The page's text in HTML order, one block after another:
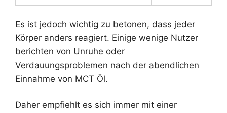
Es ist jedoch wichtig zu betonen, dass jeder
Körper anders reagiert. Einige wenige Nutzer
berichten von Unruhe oder
Verdauungsproblemen nach der abendlichen
Einnahme von MCT Öl.
Daher empfiehlt es sich immer mit einer